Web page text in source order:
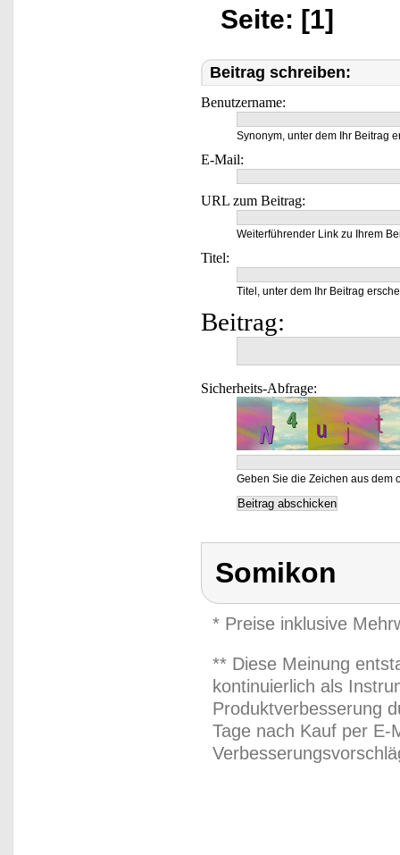
Seite: [1]
Beitrag schreiben:
Benutzername:
Synonym, unter dem Ihr Beitrag
E-Mail:
URL zum Beitrag:
Weiterführender Link zu Ihrem
Titel:
Titel, unter dem Ihr Beitrag
Beitrag:
Sicherheits-Abfrage:
Geben Sie die Zeichen aus dem
Somikon
* Preise inklusive
** Diese Meinung
kontinuierlich als
Produktverbesserung
Tage nach Kauf per E-